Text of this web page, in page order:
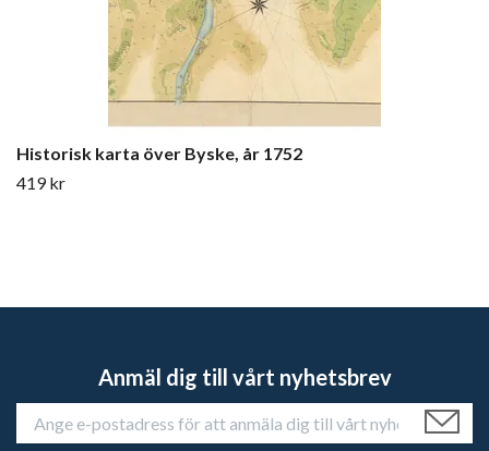
Historisk karta över Byske, år 1752
419 kr
Anmäl dig till vårt nyhetsbrev